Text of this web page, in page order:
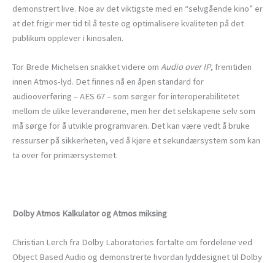
demonstrert live. Noe av det viktigste med en “selvgående kino” er
at det frigir mer tid til å teste og optimalisere kvaliteten på det
publikum opplever i kinosalen.
Tor Brede Michelsen snakket videre om Audio over IP, fremtiden
innen Atmos-lyd. Det finnes nå en åpen standard for
audiooverføring – AES 67 – som sørger for interoperabilitetet
mellom de ulike leverandørene, men her det selskapene selv som
må sørge for å utvikle programvaren. Det kan være vedt å bruke
ressurser på sikkerheten, ved å kjøre et sekundærsystem som kan
ta over for primærsystemet.
Dolby Atmos Kalkulator og Atmos miksing
Christian Lerch fra Dolby Laboratories fortalte om fordelene ved
Object Based Audio og demonstrerte hvordan lyddesignet til Dolby